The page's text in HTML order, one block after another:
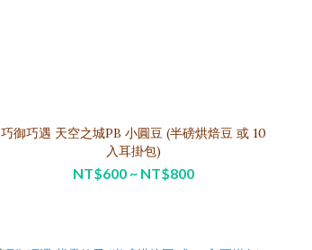
巧御巧遇 天空之城PB 小圓豆 (半磅烘焙豆 或 10
入耳掛包)
NT$600 ~ NT$800